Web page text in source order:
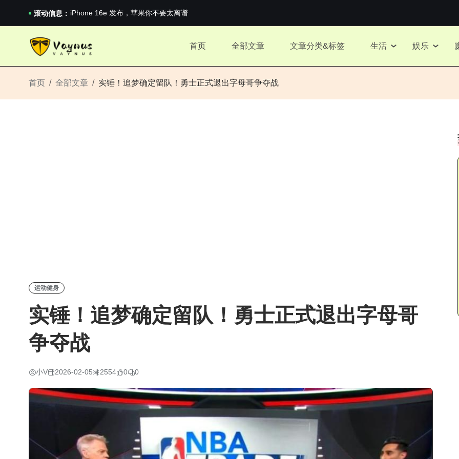
滚动信息：
iPhone 16e 发布，苹果你不要太离谱
iPhone 16e 发布，苹果你不要太离谱
首页 全部文章 文章分类&标签 生活 娱乐
首页 全部文章 实锤！追梦确定留队！勇士正式退出字母哥争夺战
运动健身
实锤！追梦确定留队！勇士正式退出字母哥
争夺战
小V 2026-02-05 2554 0 0